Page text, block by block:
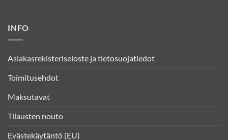
INFO
Asiakasrekisteriseloste ja tietosuojatiedot
Toimitusehdot
Maksutavat
Tilausten nouto
Evästekäytäntö (EU)